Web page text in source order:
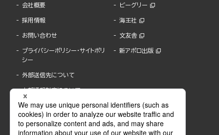
会社概要
採用情報
お問い合わせ
プライバシーポリシー・サイトポリ
シー
外部送信先について
内部通報制度について
ビーグリー
海王社
文友舎
新アポロ出版